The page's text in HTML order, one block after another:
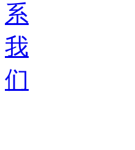
系
我
们